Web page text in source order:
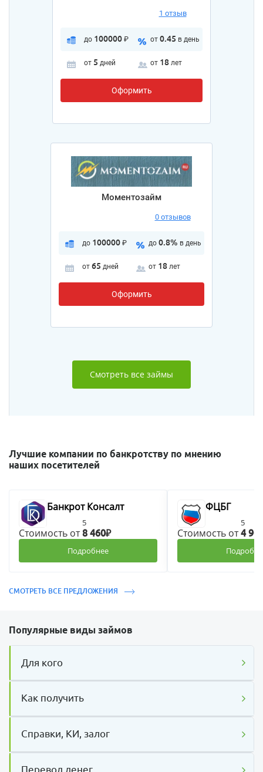
1 отзыв
до 100000 ₽ от 0.45 в день
от 5 дней от 18 лет
Оформить
Моментозайм
0 отзывов
до 100000 ₽ до 0.8% в день
от 65 дней от 18 лет
Оформить
Смотреть все займы
Лучшие компании по банкротству по мнению
наших посетителей
Банкрот Консалт
5
Стоимость от8 460₽
Подробнее
ФЦБГ
5
Стоимость от4
СМОТРЕТЬ ВСЕ ПРЕДЛОЖЕНИЯ
Популярные виды займов
Для кого
Как получить
Справки, КИ, залог
Перевод денег